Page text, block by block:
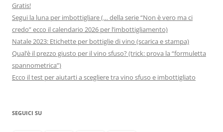
Gratis!
Segui la luna per imbottigliare (… della serie “Non è vero ma ci
credo” ecco il calendario 2026 per l’imbottigliamento)
Natale 2023: Etichette per bottiglie di vino (scarica e stampa)
Qual’è il prezzo giusto per il vino sfuso? (trick: prova la “formuletta
spannometrica”)
Ecco il test per aiutarti a scegliere tra vino sfuso e imbottigliato
SEGUICI SU